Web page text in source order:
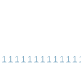
1 1 1 1 1 1 1 1 1 1 1 1